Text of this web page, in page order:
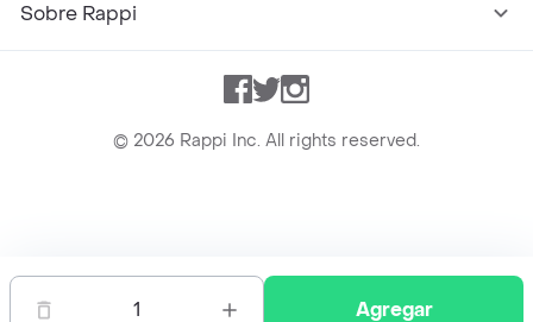
1 Agregar
Sobre Rappi
Facebook
TwitterInstagram
© 2026 Rappi Inc. All rights reserved.